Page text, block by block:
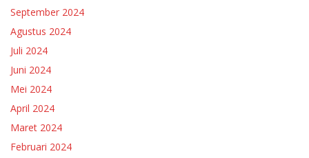
September 2024
Agustus 2024
Juli 2024
Juni 2024
Mei 2024
April 2024
Maret 2024
Februari 2024